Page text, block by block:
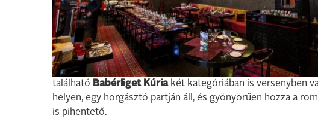
található Babérliget Kúriakét kategóriában is versenyben
helyen, egy horgásztó partján áll, és gyönyörűen hozza a
is pihentető.